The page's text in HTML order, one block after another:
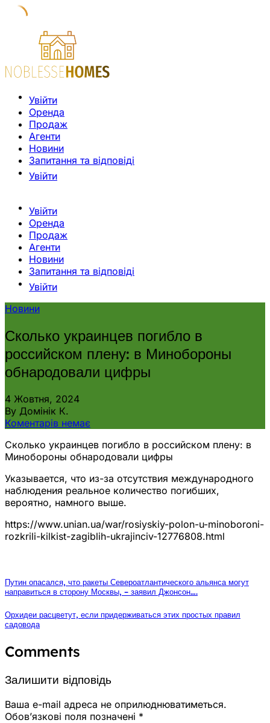
Увійти
Оренда
Продаж
Агенти
Новини
Запитання та відповіді
Увійти
Увійти
Оренда
Продаж
Агенти
Новини
Запитання та відповіді
Увійти
Новини
Сколько украинцев погибло в
российском плену: в Минобороны
обнародовали цифры
4 Жовтня, 2024
By Домінік К.
Коментарів немає
Сколько украинцев погибло в российском плену: в
Минобороны обнародовали цифры
Указывается, что из-за отсутствия международного
наблюдения реальное количество погибших,
вероятно, намного выше.
https://www.unian.ua/war/rosiyskiy-polon-u-minoboroni-
rozkrili-kilkist-zagiblih-ukrajinciv-12776808.html
Путин опасался, что ракеты Североатлантического альянса могут
направиться в сторону Москвы, – заявил Джонсон….
Орхидеи расцветут, если придерживаться этих простых правил
садовода
Comments
Залишити відповідь
Ваша e-mail адреса не оприлюднюватиметься.
Обов’язкові поля позначені *